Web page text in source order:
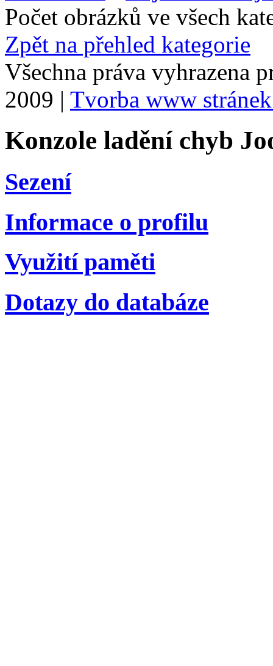
Počet obrázků ve všech
Zpět na přehled kategorie
Všechna práva vyhrazena
2009 | Tvorba www
Konzole ladění chyb
Sezení
Informace o profilu
Využití paměti
Dotazy do databáze